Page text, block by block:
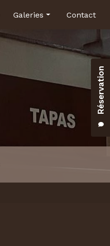
Réservation
Galeries
Brasserie
Contact